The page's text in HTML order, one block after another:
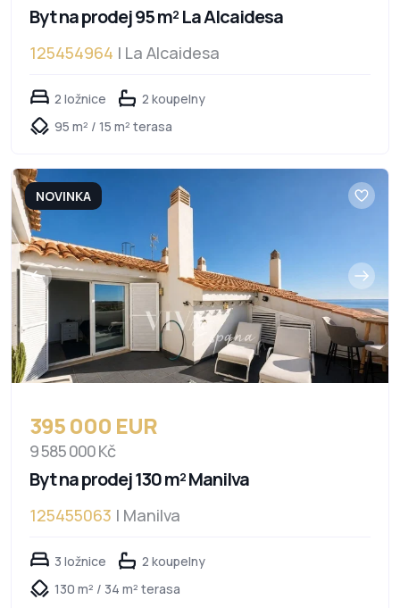
Byt na prodej 95 m² La Alcaidesa
125454964 | La Alcaidesa
2 ložnice
2 koupelny
95 m² / 15 m² terasa
NOVINKA
395 000 EUR
9 585 000 Kč
Byt na prodej 130 m² Manilva
125455063 | Manilva
3 ložnice
2 koupelny
130 m² / 34 m² terasa